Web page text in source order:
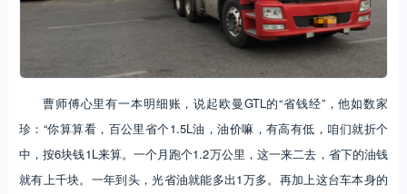
曹师傅心里有一本明细账，说起欧曼GTL的“省钱经”，他如数家
珍：“你算算看，百公里省个1.5L油，油价嘛，有高有低，咱们就折个
中，按6块钱1L来算。一个月跑个1.2万公里，这一来二去，省下的油钱
就有上千块。一年到头，光省油就能多出1万多。再加上这台车本身的